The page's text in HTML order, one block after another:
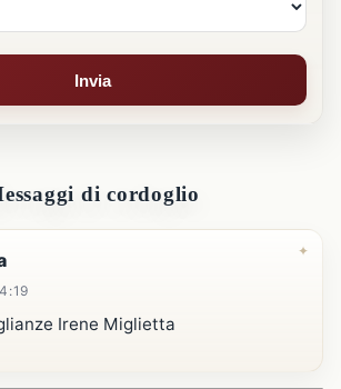
Invia
di cordoglio
Irene Miglietta